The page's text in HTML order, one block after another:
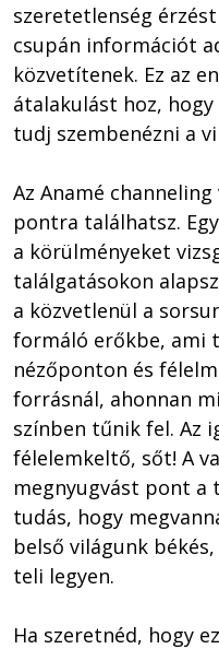
szeretetlenség
csupán információt
közvetítenek. Ez az
átalakulást hoz,
tudj szembenézni a
Az Anamé
pontra találhatsz.
a körülményeket
találgatásokon
a közvetlenül a
formáló erőkbe, ami
nézőponton és
forrásnál, ahonnan
színben tűnik fel. Az
félelemkeltő, sőt! A
megnyugvást pont a
tudás, hogy
belső világunk
teli legyen.
Ha szeretnéd, hogy